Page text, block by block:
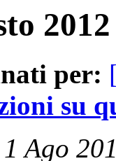
per:
su
Ago